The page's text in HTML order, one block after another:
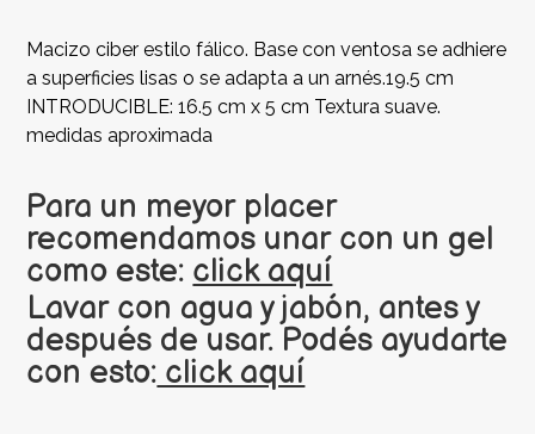
Macizo ciber estilo fálico. Base con ventosa se adhiere
a superficies lisas o se adapta a un arnés.19.5 cm
INTRODUCIBLE: 16.5 cm x 5 cm Textura suave.
medidas aproximada
Para un meyor placer
recomendamos unar con un gel
como este: click aquí
Lavar con agua y jabón, antes y
después de usar. Podés ayudarte
con esto: click aquí